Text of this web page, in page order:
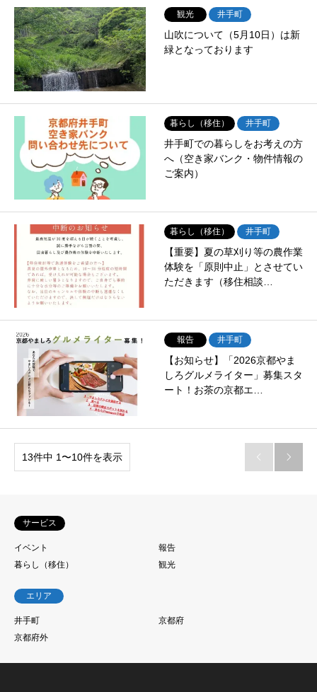
観光 井手町
山吹について（5月10日）は新
緑となっております
暮らし（移住） 井手町
井手町での暮らしをお考えの方
へ（空き家バンク・物件情報の
ご案内）
暮らし（移住） 井手町
【重要】夏の草刈り等の農作業
体験を「原則中止」とさせてい
ただきます（移住相談…
報告 井手町
【お知らせ】「2026京都やま
しろグルメライター」募集スタ
ート！お茶の京都エ…
13件中 1〜10件を表示  
サービス
イベント
報告
暮らし（移住）
観光
エリア
井手町
京都府
京都府外